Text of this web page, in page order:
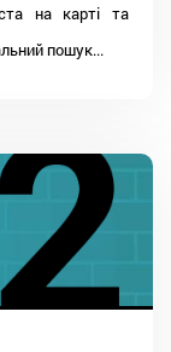
на карті та
пошук...